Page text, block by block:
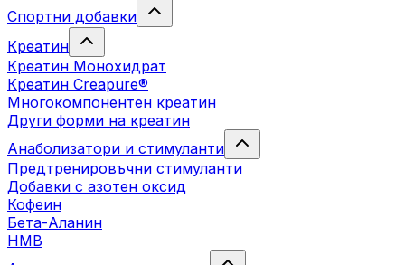
Спортни добавки
Креатин
Креатин Монохидрат
Креатин Creapure®
Многокомпонентен креатин
Други форми на креатин
Анаболизатори и стимуланти
Предтренировъчни стимуланти
Добавки с азотен оксид
Кофеин
Бета-Аланин
HMB